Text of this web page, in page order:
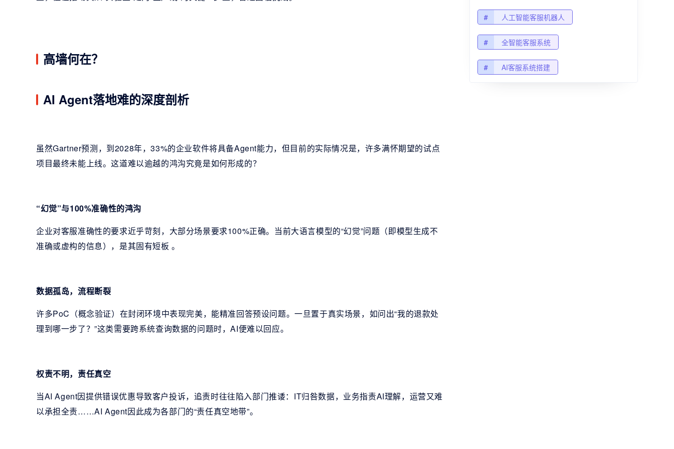
高墙何在？
AI Agent落地难的深度剖析
虽然Gartner预测，到2028年，33%的企业软件将具备Agent能力，但目前的实际情况是，许多满怀期望的试点
项目最终未能上线。这道难以逾越的鸿沟究竟是如何形成的？
“幻觉”与100%准确性的鸿沟
企业对客服准确性的要求近乎苛刻，大部分场景要求100%正确。当前大语言模型的“幻觉”问题（即模型生成不
准确或虚构的信息），是其固有短板 。
数据孤岛，流程断裂
许多PoC（概念验证）在封闭环境中表现完美，能精准回答预设问题。一旦置于真实场景，如问出“我的退款处
理到哪一步了？”这类需要跨系统查询数据的问题时，AI便难以回应。
权责不明，责任真空
当AI Agent因提供错误优惠导致客户投诉，追责时往往陷入部门推诿：IT归咎数据，业务指责AI理解，运营又难
以承担全责……AI Agent因此成为各部门的“责任真空地带”。
# 人工智能客服机器人
# 全智能客服系统
# AI客服系统搭建